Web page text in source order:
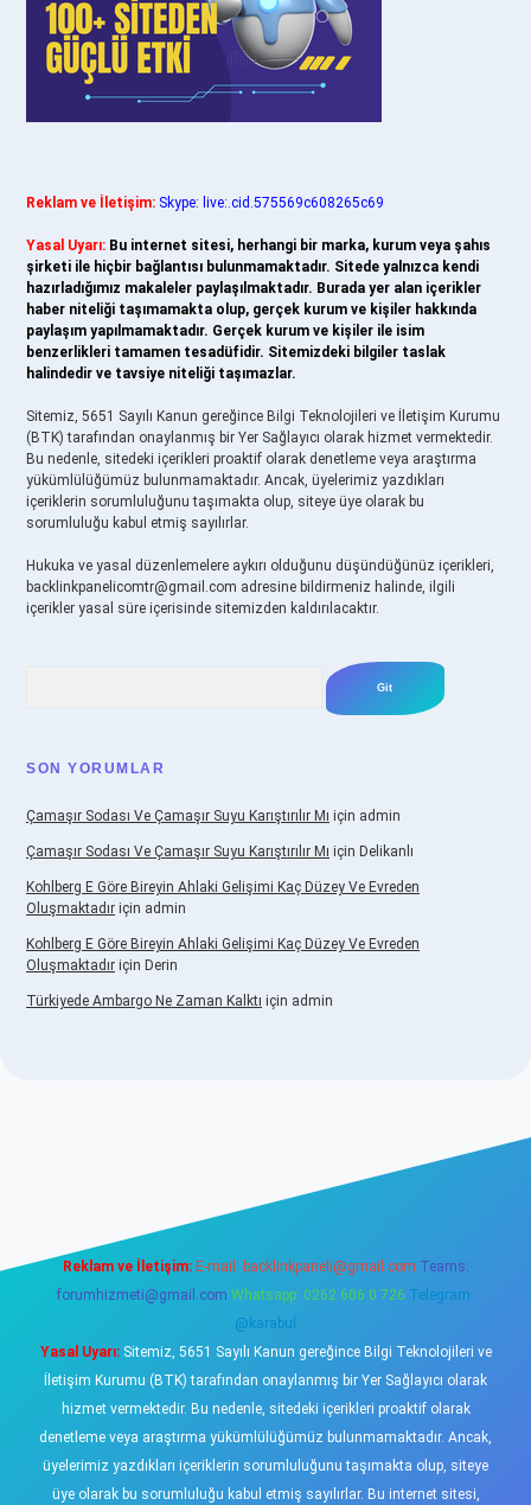
Reklam ve İletişim: Skype: live:.cid.575569c608265c69
Yasal Uyarı: Bu internet sitesi, herhangi bir marka, kurum veya şahıs
şirketi ile hiçbir bağlantısı bulunmamaktadır. Sitede yalnızca kendi
hazırladığımız makaleler paylaşılmaktadır. Burada yer alan içerikler
haber niteliği taşımamakta olup, gerçek kurum ve kişiler hakkında
paylaşım yapılmamaktadır. Gerçek kurum ve kişiler ile isim
benzerlikleri tamamen tesadüfidir. Sitemizdeki bilgiler taslak
halindedir ve tavsiye niteliği taşımazlar.
Sitemiz, 5651 Sayılı Kanun gereğince Bilgi Teknolojileri ve İletişim Kurumu
(BTK) tarafından onaylanmış bir Yer Sağlayıcı olarak hizmet vermektedir.
Bu nedenle, sitedeki içerikleri proaktif olarak denetleme veya araştırma
yükümlülüğümüz bulunmamaktadır. Ancak, üyelerimiz yazdıkları
içeriklerin sorumluluğunu taşımakta olup, siteye üye olarak bu
sorumluluğu kabul etmiş sayılırlar.
Hukuka ve yasal düzenlemelere aykırı olduğunu düşündüğünüz içerikleri,
backlinkpanelicomtr@gmail.com adresine bildirmeniz halinde, ilgili
içerikler yasal süre içerisinde sitemizden kaldırılacaktır.
SON YORUMLAR
Çamaşır Sodası Ve Çamaşır Suyu Karıştırılır Mı için admin
Çamaşır Sodası Ve Çamaşır Suyu Karıştırılır Mı için Delikanlı
Kohlberg E Göre Bireyin Ahlaki Gelişimi Kaç Düzey Ve Evreden
Oluşmaktadır için admin
Kohlberg E Göre Bireyin Ahlaki Gelişimi Kaç Düzey Ve Evreden
Oluşmaktadır için Derin
Türkiyede Ambargo Ne Zaman Kalktı için admin
Reklam ve İletişim: E-mail: backlinkpaneli@gmail.com Teams:
forumhizmeti@gmail.com Whatsapp: 0262 606 0 726 Telegram:
@karabul
Yasal Uyarı:Sitemiz, 5651 Sayılı Kanun gereğince Bilgi Teknolojileri ve
İletişim Kurumu (BTK) tarafından onaylanmış bir Yer Sağlayıcı olarak
hizmet vermektedir. Bu nedenle, sitedeki içerikleri proaktif olarak
denetleme veya araştırma yükümlülüğümüz bulunmamaktadır. Ancak,
üyelerimiz yazdıkları içeriklerin sorumluluğunu taşımakta olup, siteye
üye olarak bu sorumluluğu kabul etmiş sayılırlar. Bu internet sitesi,